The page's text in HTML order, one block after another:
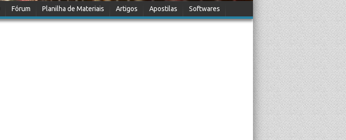
Fórum Planilha de Materiais Artigos Apostilas Softwares